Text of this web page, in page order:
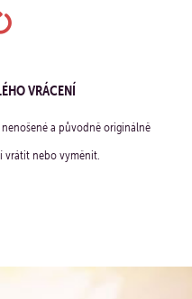
VRÁCENÍ
a původně originálně
vrátit nebo vyměnit.